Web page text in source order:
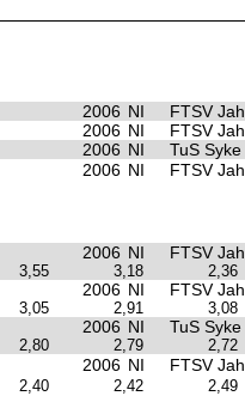
2006 NI
FTSV
2006 NI
FTSV
2006 NI
TuS Syke
2006 NI FTSV
2006 NI FTSV
3,55 3,18 2,36
2006 NI FTSV
3,05 2,91 3,08
2006 NI TuS Syke
2,80 2,79 2,72
2006 NI FTSV
2,40 2,42 2,49